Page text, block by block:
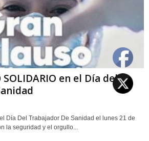
SOLIDARIO en el Día del
Día Del Trabajador De Sanidad el lunes 21 de
la seguridad y el orgullo...